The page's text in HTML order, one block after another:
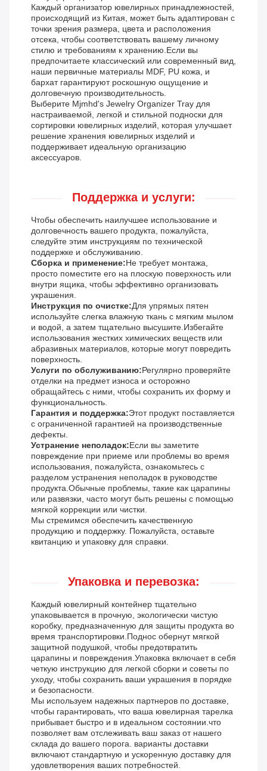
Каждый организатор ювелирных принадлежностей,
происходящий из Китая, может быть адаптирован с
точки зрения размера, цвета и расположения
отсека, чтобы соответствовать вашему личному
стилю и требованиям к хранению.Если вы
предпочитаете классический или современный вид,
наши первичные материалы MDF, PU кожа, и
бархат гарантируют роскошную ощущение и
долговечную производительность.
Выберите Mjmhd's Jewelry Organizer Tray для
настраиваемой, легкой и стильной подноски для
сортировки ювелирных изделий, которая улучшает
решение хранения ювелирных изделий и
поддерживает идеальную организацию
аксессуаров.
Поддержка и услуги:
Чтобы обеспечить наилучшее использование и
долговечность вашего продукта, пожалуйста,
следуйте этим инструкциям по технической
поддержке и обслуживанию.
Сборка и применение:Не требует монтажа,
просто поместите его на плоскую поверхность или
внутри ящика, чтобы эффективно организовать
украшения.
Инструкция по очистке:Для упрямых пятен
используйте слегка влажную ткань с мягким мылом
и водой, а затем тщательно высушите.Избегайте
использования жестких химических веществ или
абразивных материалов, которые могут повредить
поверхность.
Услуги по обслуживанию:Регулярно проверяйте
отделки на предмет износа и осторожно
обращайтесь с ними, чтобы сохранить их форму и
функциональность.
Гарантия и поддержка:Этот продукт поставляется
с ограниченной гарантией на производственные
дефекты.
Устранение неполадок:Если вы заметите
повреждение при приеме или проблемы во время
использования, пожалуйста, ознакомьтесь с
разделом устранения неполадок в руководстве
продукта.Обычные проблемы, такие как царапины
или развязки, часто могут быть решены с помощью
мягкой коррекции или чистки.
Мы стремимся обеспечить качественную
продукцию и поддержку. Пожалуйста, оставьте
квитанцию и упаковку для справки.
Упаковка и перевозка:
Каждый ювелирный контейнер тщательно
упаковывается в прочную, экологически чистую
коробку, предназначенную для защиты продукта во
время транспортировки.Поднос обернут мягкой
защитной подушкой, чтобы предотвратить
царапины и повреждения.Упаковка включает в себя
четкую инструкцию для легкой сборки и советы по
уходу, чтобы сохранить ваши украшения в порядке
и безопасности.
Мы используем надежных партнеров по доставке,
чтобы гарантировать, что ваша ювелирная тарелка
прибывает быстро и в идеальном состоянии.что
позволяет вам отслеживать ваш заказ от нашего
склада до вашего порога. варианты доставки
включают стандартную и ускоренную доставку для
удовлетворения ваших потребностей.